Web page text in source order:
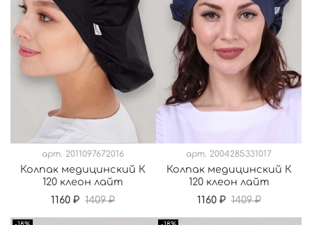
арт. 2011097672016
Колпак медицинский К
120 клеон лайт
1160 ₽ 1409 ₽
арт. 2004285331017
Колпак медицинский К
120 клеон лайт
1160 ₽ 1409 ₽